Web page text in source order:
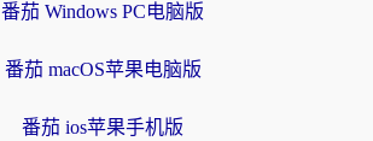
番茄 Windows PC电脑版
番茄 macOS苹果电脑版
番茄 ios苹果手机版